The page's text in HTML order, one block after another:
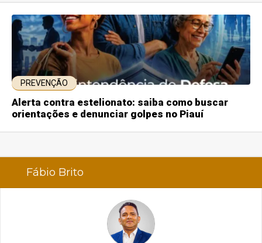
PREVENÇÃO
Alerta contra estelionato: saiba como buscar
orientações e denunciar golpes no Piauí
Fábio Brito